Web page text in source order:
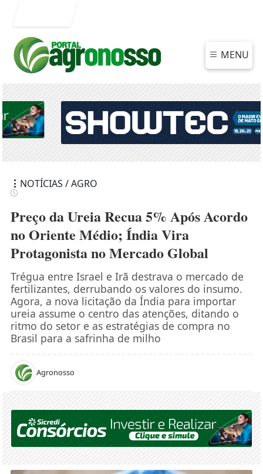
MENU
NOTÍCIAS / AGRO
Preço da Ureia Recua 5% Após Acordo
no Oriente Médio; Índia Vira
Protagonista no Mercado Global
Trégua entre Israel e Irã destrava o mercado de
fertilizantes, derrubando os valores do insumo.
Agora, a nova licitação da Índia para importar
ureia assume o centro das atenções, ditando o
ritmo do setor e as estratégias de compra no
Brasil para a safrinha de milho
Agronosso